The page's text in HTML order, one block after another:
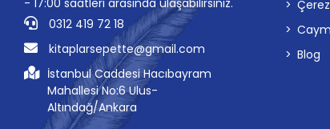
- 17:00 saatleri arasında ulaşabilirsiniz.
0312 419 72 18
kitaplarsepette@gmail.com
İstanbul Caddesi Hacıbayram
Mahallesi No:6 Ulus-
Altındağ/Ankara
Blog